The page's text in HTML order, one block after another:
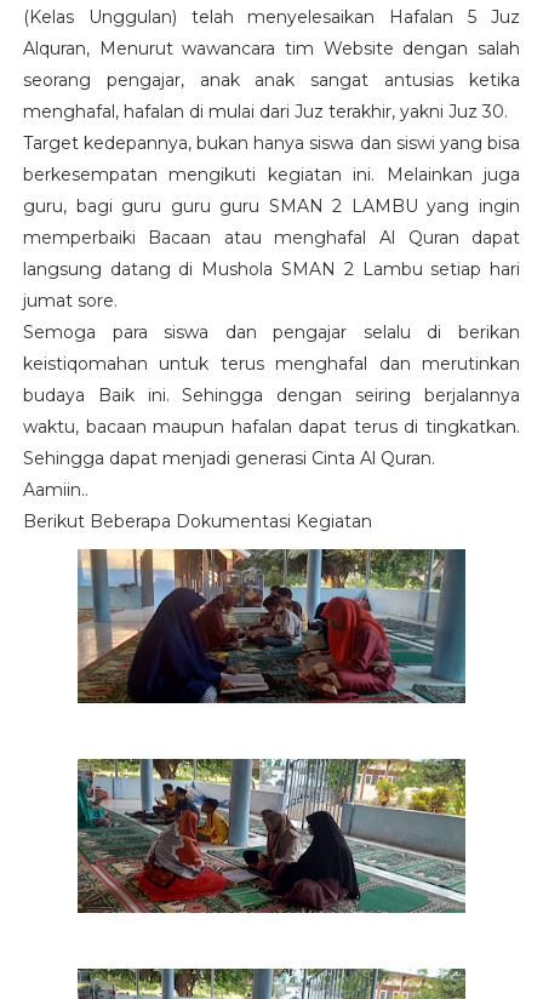
(Kelas Unggulan) telah menyelesaikan Hafalan 5 Juz
Alquran, Menurut wawancara tim Website dengan salah
seorang pengajar, anak anak sangat antusias ketika
menghafal, hafalan di mulai dari Juz terakhir, yakni Juz 30.
Target kedepannya, bukan hanya siswa dan siswi yang bisa
berkesempatan mengikuti kegiatan ini. Melainkan juga
guru, bagi guru guru guru SMAN 2 LAMBU yang ingin
memperbaiki Bacaan atau menghafal Al Quran dapat
langsung datang di Mushola SMAN 2 Lambu setiap hari
jumat sore.
Semoga para siswa dan pengajar selalu di berikan
keistiqomahan untuk terus menghafal dan merutinkan
budaya Baik ini. Sehingga dengan seiring berjalannya
waktu, bacaan maupun hafalan dapat terus di tingkatkan.
Sehingga dapat menjadi generasi Cinta Al Quran.
Aamiin..
Berikut Beberapa Dokumentasi Kegiatan